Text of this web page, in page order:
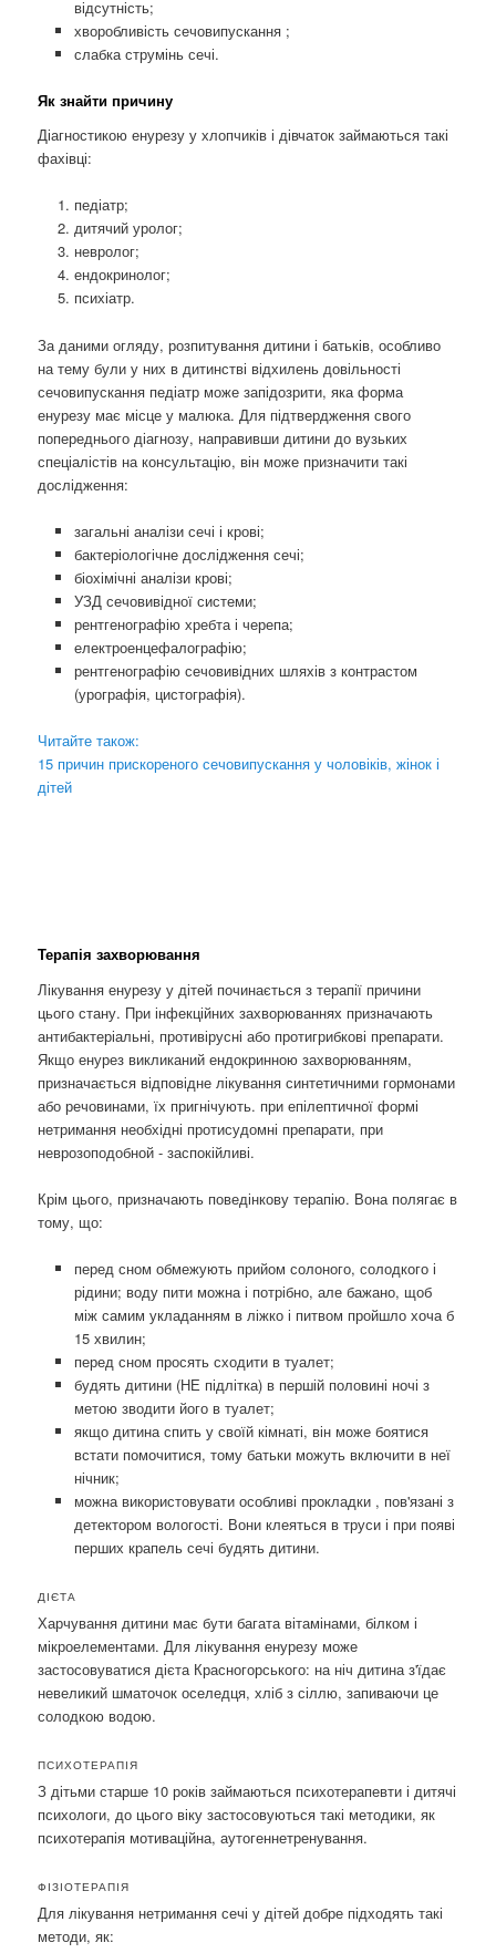
відсутність;
хворобливість сечовипускання ;
слабка струмінь сечі.
Як знайти причину
Діагностикою енурезу у хлопчиків і дівчаток займаються такі
фахівці:
педіатр;
дитячий уролог;
невролог;
ендокринолог;
психіатр.
За даними огляду, розпитування дитини і батьків, особливо
на тему були у них в дитинстві відхилень довільності
сечовипускання педіатр може запідозрити, яка форма
енурезу має місце у малюка. Для підтвердження свого
попереднього діагнозу, направивши дитини до вузьких
спеціалістів на консультацію, він може призначити такі
дослідження:
загальні аналізи сечі і крові;
бактеріологічне дослідження сечі;
біохімічні аналізи крові;
УЗД сечовивідної системи;
рентгенографію хребта і черепа;
електроенцефалографію;
рентгенографію сечовивідних шляхів з контрастом
(урографія, цистографія).
Читайте також:
15 причин прискореного сечовипускання у чоловіків, жінок і
дітей
Терапія захворювання
Лікування енурезу у дітей починається з терапії причини
цього стану. При інфекційних захворюваннях призначають
антибактеріальні, противірусні або протигрибкові препарати.
Якщо енурез викликаний ендокринною захворюванням,
призначається відповідне лікування синтетичними гормонами
або речовинами, їх пригнічують. при епілептичної формі
нетримання необхідні протисудомні препарати, при
неврозоподобной - заспокійливі.
Крім цього, призначають поведінкову терапію. Вона полягає в
тому, що:
перед сном обмежують прийом солоного, солодкого і
рідини; воду пити можна і потрібно, але бажано, щоб
між самим укладанням в ліжко і питвом пройшло хоча б
15 хвилин;
перед сном просять сходити в туалет;
будять дитини (НЕ підлітка) в першій половині ночі з
метою зводити його в туалет;
якщо дитина спить у своїй кімнаті, він може боятися
встати помочитися, тому батьки можуть включити в неї
нічник;
можна використовувати особливі прокладки , пов'язані з
детектором вологості. Вони клеяться в труси і при появі
перших крапель сечі будять дитини.
ДІЄТА
Харчування дитини має бути багата вітамінами, білком і
мікроелементами. Для лікування енурезу може
застосовуватися дієта Красногорського: на ніч дитина з'їдає
невеликий шматочок оселедця, хліб з сіллю, запиваючи це
солодкою водою.
ПСИХОТЕРАПІЯ
З дітьми старше 10 років займаються психотерапевти і дитячі
психологи, до цього віку застосовуються такі методики, як
психотерапія мотиваційна, аутогеннетренування.
ФІЗІОТЕРАПІЯ
Для лікування нетримання сечі у дітей добре підходять такі
методи, як: